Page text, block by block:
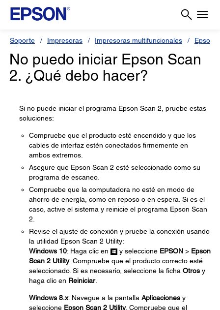
Soporte Impresoras Impresoras multifuncionales Epson L
No puedo iniciar Epson Scan
2. ¿Qué debo hacer?
Si no puede iniciar el programa Epson Scan 2, pruebe estas
soluciones:
Compruebe que el producto esté encendido y que los
cables de interfaz estén conectados firmemente en
ambos extremos.
Asegure que Epson Scan 2 esté seleccionado como su
programa de escaneo.
Compruebe que la computadora no esté en modo de
ahorro de energía, como en reposo o en espera. Si es el
caso, active el sistema y reinicie el programa Epson Scan
2.
Revise el ajuste de conexión y pruebe la conexión usando
la utilidad Epson Scan 2 Utility:
Windows 10: Haga clic en y seleccione EPSON > Epson
Scan 2 Utility. Compruebe que el producto correcto esté
seleccionado. Si es necesario, seleccione la ficha Otros y
haga clic en Reiniciar.
Windows 8.x: Navegue a la pantalla Aplicaciones y
seleccione Epson Scan 2 Utility. Compruebe que el